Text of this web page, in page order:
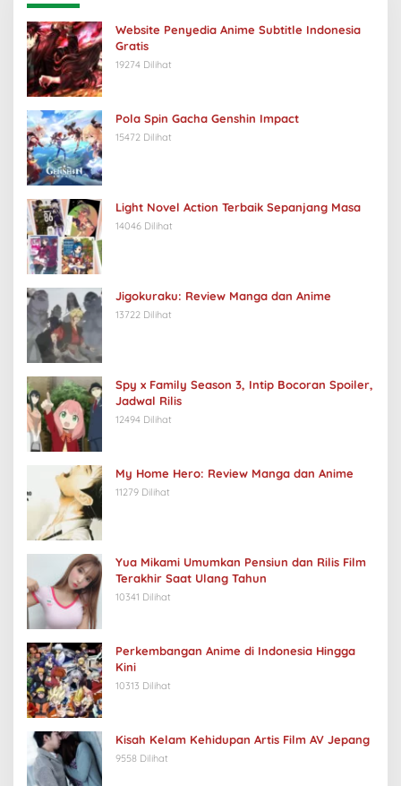
Website Penyedia Anime Subtitle Indonesia
Gratis
19274 Dilihat
Pola Spin Gacha Genshin Impact
15472 Dilihat
Light Novel Action Terbaik Sepanjang Masa
14046 Dilihat
Jigokuraku: Review Manga dan Anime
13722 Dilihat
Spy x Family Season 3, Intip Bocoran Spoiler,
Jadwal Rilis
12494 Dilihat
My Home Hero: Review Manga dan Anime
11279 Dilihat
Yua Mikami Umumkan Pensiun dan Rilis Film
Terakhir Saat Ulang Tahun
10341 Dilihat
Perkembangan Anime di Indonesia Hingga
Kini
10313 Dilihat
Kisah Kelam Kehidupan Artis Film AV Jepang
9558 Dilihat